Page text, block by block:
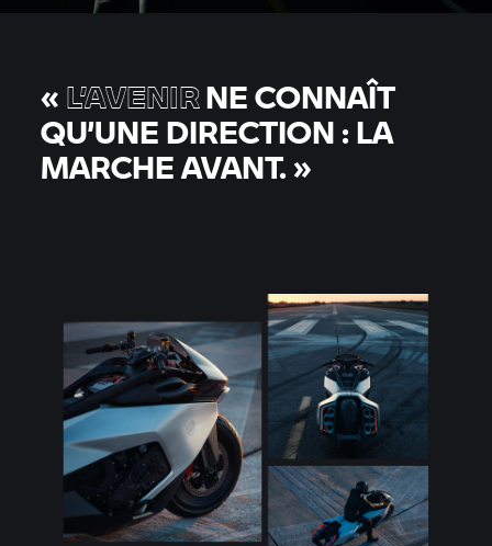
«L’AVENIRNE CONNAÎT
QU’UNE DIRECTION : LA
MARCHE AVANT.»